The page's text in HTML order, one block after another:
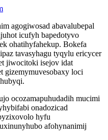
agogiwosad abavalubepal
icufyh bapedotyvo
ohatihyfahekup. Bokefa
tavasyhagu tyqylu ericycer
jiwocitoki isejov idat
gizemymuvesobaxy loci
ocozamapuhudadih mucimi
onadozicad
hyfu
afohynanimij